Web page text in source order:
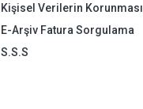
Kişisel Verilerin Korunması
E-Arşiv Fatura Sorgulama
S.S.S